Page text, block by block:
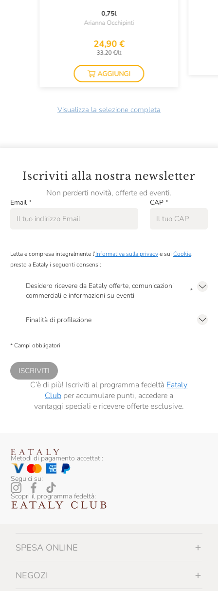
0,75l
Arianna Occhipinti
24,90 €
33,20 €/lt
AGGIUNGI
Visualizza la selezione completa
Iscriviti alla nostra newsletter
Non perderti novità, offerte ed eventi.
Email * CAP *
Letta e compresa integralmente l’Informativa sulla privacye sui Cookie,
presto a Eataly i seguenti consensi:
Desidero ricevere da Eataly offerte, comunicazioni
commerciali e informazioni su eventi
*
Finalità di profilazione
comunicazioni commerciali personalizzate, in caso di consenso prestato ai
* Campi obbligatori
ISCRIVITI
C’è di più! Iscriviti al programma fedeltà Eataly
Clubper accumulare punti, accedere a
vantaggi speciali e ricevere offerte esclusive.
Metodi di pagamento accettati:
Seguici su:
Scopri il programma fedeltà:
SPESA ONLINE
NEGOZI